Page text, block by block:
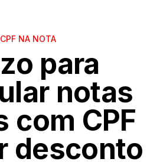
CPF NA NOTA
para
notas
com CPF
desconto